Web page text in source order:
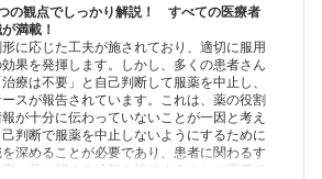
れるニトログリセリンを飲んだらどうなるの？
坐剤を同時に使用してもよいですか？
入10分後くらいに排便により坐剤が便中にでて
果はありますか？
ック医薬品、先発医薬品、OTC薬などよく聞く
ボールみたいな形のカプセルがあるけど、普通
？
の観点でしっかり解説！ すべての医療者
満載！
に応じた工夫が施されており、適切に服用
果を発揮します。しかし、多くの患者さん
療は不要」と自己判断して服薬を中止し、
スが報告されています。これは、薬の役割
が十分に伝わっていないことが一因と考え
判断で服薬を中止しないようにするために
深めることが必要であり、患者に関わるす
宜、薬に関する情報を提供することが重要で